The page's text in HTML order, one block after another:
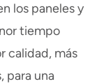
los paneles y
tiempo
calidad, más
para una